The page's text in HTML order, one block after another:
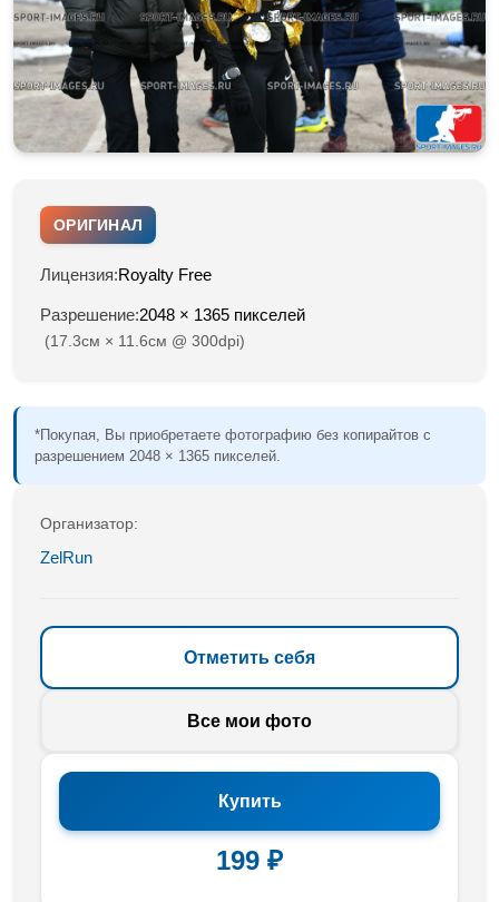
ОРИГИНАЛ
Лицензия:Royalty Free
Разрешение:2048 × 1365 пикселей
(17.3см × 11.6см @ 300dpi)
*Покупая, Вы приобретаете фотографию без копирайтов с
разрешением 2048 × 1365 пикселей.
Организатор:
ZelRun
Отметить себя
Все мои фото
Купить
199 ₽